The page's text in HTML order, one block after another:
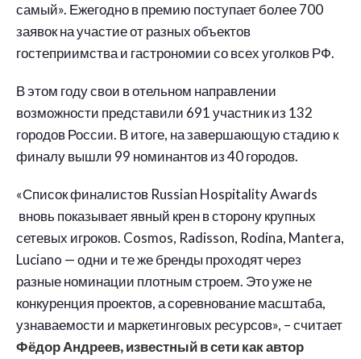
самый». Ежегодно в премию поступает более 700
заявок на участие от разных объектов
гостеприимства и гастрономии со всех уголков РФ.
В этом году свои в отельном направлении
возможности представили 691 участник из 132
городов России. В итоге, на завершающую стадию к
финалу вышли 99 номинантов из 40 городов.
«Список финалистов Russian Hospitality Awards
вновь показывает явный крен в сторону крупных
сетевых игроков. Cosmos, Radisson, Rodina, Mantera,
Luciano — одни и те же бренды проходят через
разные номинации плотным строем. Это уже не
конкуренция проектов, а соревнование масштаба,
узнаваемости и маркетинговых ресурсов», – считает
Фёдор Андреев, известный в сети как автор